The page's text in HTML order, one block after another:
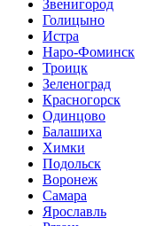
Звенигород
Голицыно
Истра
Наро-Фоминск
Троицк
Зеленоград
Красногорск
Одинцово
Балашиха
Химки
Подольск
Воронеж
Самара
Ярославль